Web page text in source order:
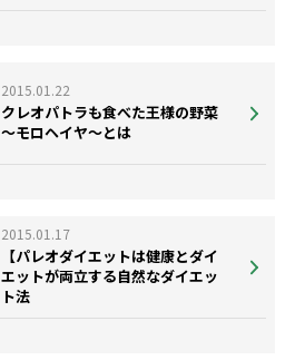
2015.01.22
クレオパトラも食べた王様の野菜
～モロヘイヤ～とは
2015.01.17
【パレオダイエットは健康とダイ
エットが両立する自然なダイエッ
ト法